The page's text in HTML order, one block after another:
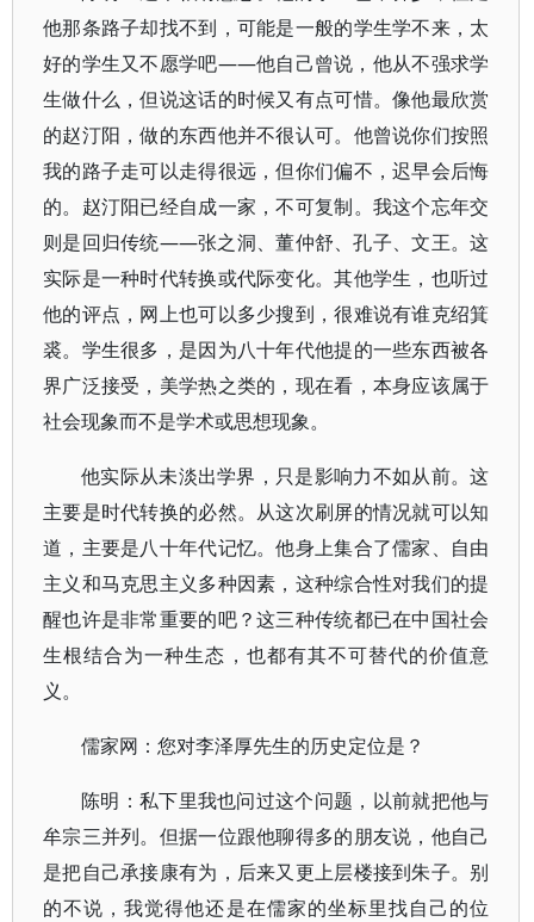
他那条路子却找不到，可能是一般的学生学不来，太
好的学生又不愿学吧——他自己曾说，他从不强求学
生做什么，但说这话的时候又有点可惜。像他最欣赏
的赵汀阳，做的东西他并不很认可。他曾说你们按照
我的路子走可以走得很远，但你们偏不，迟早会后悔
的。赵汀阳已经自成一家，不可复制。我这个忘年交
则是回归传统——张之洞、董仲舒、孔子、文王。这
实际是一种时代转换或代际变化。其他学生，也听过
他的评点，网上也可以多少搜到，很难说有谁克绍箕
裘。学生很多，是因为八十年代他提的一些东西被各
界广泛接受，美学热之类的，现在看，本身应该属于
社会现象而不是学术或思想现象。
他实际从未淡出学界，只是影响力不如从前。这
主要是时代转换的必然。从这次刷屏的情况就可以知
道，主要是八十年代记忆。他身上集合了儒家、自由
主义和马克思主义多种因素，这种综合性对我们的提
醒也许是非常重要的吧？这三种传统都已在中国社会
生根结合为一种生态，也都有其不可替代的价值意
义。
儒家网：您对李泽厚先生的历史定位是？
陈明：私下里我也问过这个问题，以前就把他与
牟宗三并列。但据一位跟他聊得多的朋友说，他自己
是把自己承接康有为，后来又更上层楼接到朱子。别
的不说，我觉得他还是在儒家的坐标里找自己的位